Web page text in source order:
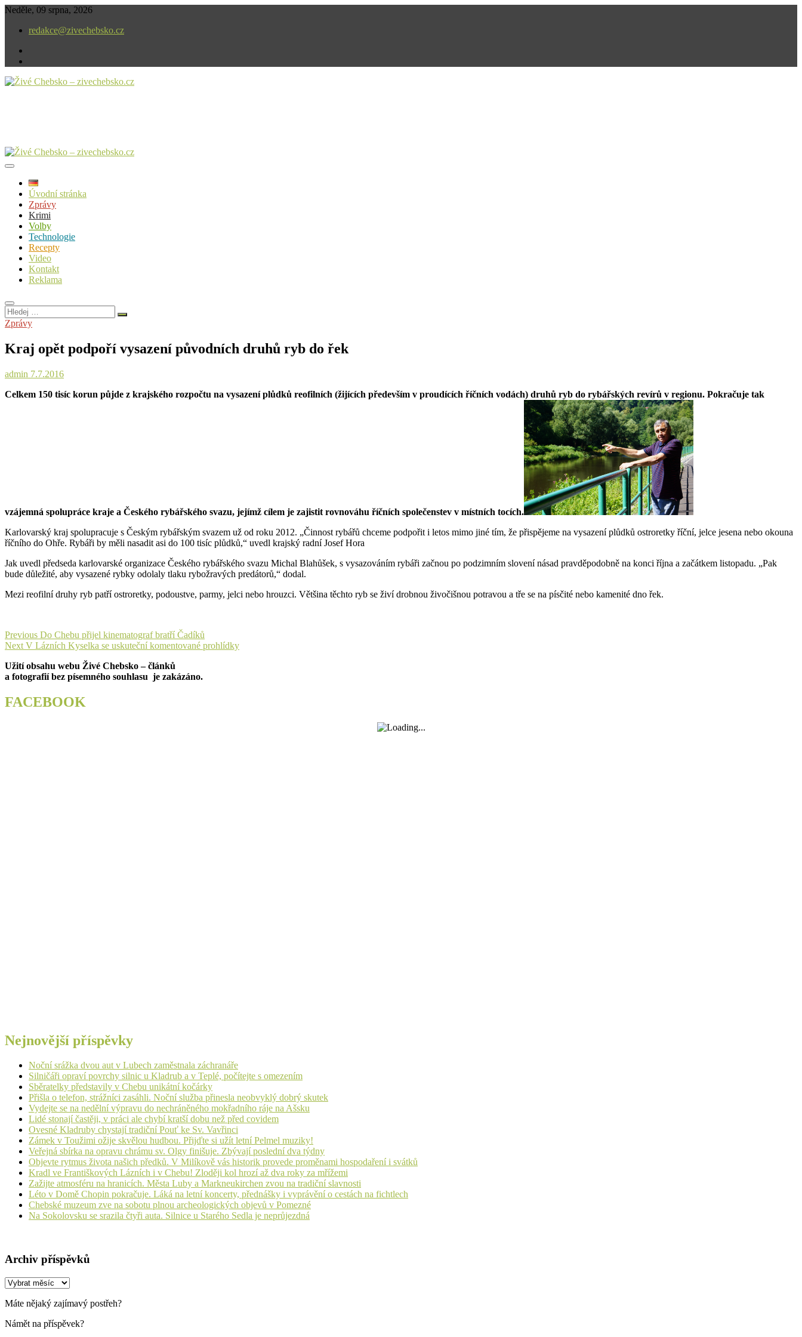
Skip
content
Neděle, 09 srpna, 2026
redakce@zivechebsko.cz
Úvodní stránka
Zprávy
Krimi
Volby
Technologie
Recepty
Video
Kontakt
Reklama
Hledej
…
Zprávy
Kraj opět podpoří vysazení původních druhů ryb do řek
admin 7.7.2016
Celkem 150 tisíc korun půjde z krajského rozpočtu na vysazení plůdků reofilních (žijících především v proudících říčních vodách) druhů ryb do rybářských revírů v regionu. Pokračuje tak
vzájemná spolupráce kraje a Českého rybářského svazu, jejímž cílem je zajistit rovnováhu říčních společenstev v místních tocích.
Karlovarský kraj spolupracuje s Českým rybářským svazem už od roku 2012. „Činnost rybářů chceme podpořit i letos mimo jiné tím, že přispějeme na vysazení plůdků ostroretky říční, jelce jesena nebo okouna
říčního do Ohře. Rybáři by měli nasadit asi do 100 tisíc plůdků,“ uvedl krajský radní Josef Hora
Jak uvedl předseda karlovarské organizace Českého rybářského svazu Michal Blahůšek, s vysazováním rybáři začnou po podzimním slovení násad pravděpodobně na konci října a začátkem listopadu. „Pak
bude důležité, aby vysazené rybky odolaly tlaku rybožravých predátorů,“ dodal.
Mezi reofilní druhy ryb patří ostroretky, podoustve, parmy, jelci nebo hrouzci. Většina těchto ryb se živí drobnou živočišnou potravou a tře se na písčité nebo kamenité dno řek.
Navigace
pro
příspěvek
Previous Previous
post:
Do Chebu přijel kinematograf bratří Čadíků
Next Next
V Lázních Kyselka se uskuteční komentované prohlídky
Užití obsahu webu Živé Chebsko – článků
a fotografií bez písemného souhlasu je zakázáno.
FACEBOOK
Nejnovější příspěvky
Noční srážka dvou aut v Lubech zaměstnala záchranáře
Silničáři opraví povrchy silnic u Kladrub a v Teplé, počítejte s omezením
Sběratelky představily v Chebu unikátní kočárky
Přišla o telefon, strážníci zasáhli. Noční služba přinesla neobvyklý dobrý skutek
Vydejte se na nedělní výpravu do nechráněného mokřadního ráje na Ašsku
Lidé stonají častěji, v práci ale chybí kratší dobu než před covidem
Ovesné Kladruby chystají tradiční Pouť ke Sv. Vavřinci
Zámek v Toužimi ožije skvělou hudbou. Přijďte si užít letní Pelmel muziky!
Veřejná sbírka na opravu chrámu sv. Olgy finišuje. Zbývají poslední dva týdny
Objevte rytmus života našich předků. V Milíkově vás historik provede proměnami hospodaření i svátků
Kradl ve Františkových Lázních i v Chebu! Zloději kol hrozí až dva roky za mřížemi
Zažijte atmosféru na hranicích. Města Luby a Markneukirchen zvou na tradiční slavnosti
Léto v Domě Chopin pokračuje. Láká na letní koncerty, přednášky i vyprávění o cestách na fichtlech
Chebské muzeum zve na sobotu plnou archeologických objevů v Pomezné
Na Sokolovsku se srazila čtyři auta. Silnice u Starého Sedla je neprůjezdná
Archiv příspěvků
Archiv
Máte nějaký zajímavý postřeh?
Námět na příspěvek?